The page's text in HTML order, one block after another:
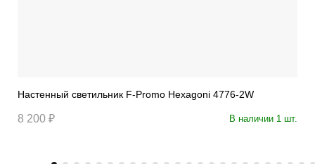
Настенный светильник F-Promo Hexagoni 4776-2W
8 200 ₽ В наличии 1 шт.